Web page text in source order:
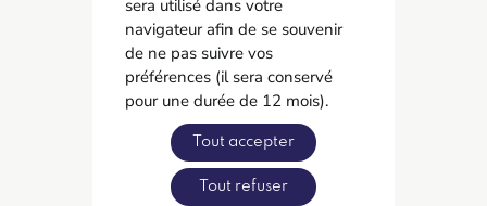
Adhérer
Réseaux sociaux
sera utilisé dans votre
navigateur afin de se souvenir
de ne pas suivre vos
préférences (il sera conservé
pour une durée de 12 mois).
Tout accepter
Tout refuser